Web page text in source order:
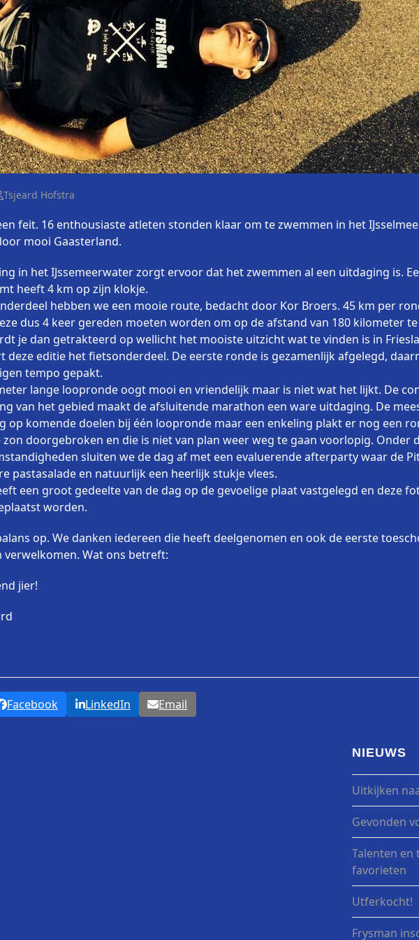
Tsjeard Hofstra
feit. 16 enthousiaste atleten stonden klaar om te zwemmen in het
mooi Gaasterland.
in het IJssemeerwater zorgt ervoor dat het zwemmen al een uitdaging is.
heeft 4 km op zijn klokje.
hebben we een mooie route, bedacht door Kor Broers. 45 km per
dus 4 keer gereden moeten worden om op de afstand van 180 kilometer
je dan getrakteerd op wellicht het mooiste uitzicht wat te vinden is in
deze editie het fietsonderdeel. De eerste ronde is gezamenlijk afgelegd,
tempo gepakt.
lange loopronde oogt mooi en vriendelijk maar is niet wat het lijkt. De
van het gebied maakt de afsluitende marathon een ware uitdaging. De
op komende doelen bij één loopronde maar een enkeling plakt er nog een
doorgebroken en die is niet van plan weer weg te gaan voorlopig. Onder
sluiten we de dag af met een evaluerende afterparty waar de
pastasalade en natuurlijk een heerlijk stukje vlees.
een groot gedeelte van de dag op de gevoelige plaat vastgelegd en deze
worden.
op. We danken iedereen die heeft deelgenomen en ook de eerste
verwelkomen. Wat ons betreft:
jier!
Facebook LinkedIn Email
NIEUWS
Uitkijken
Gevonden
Talenten
favorieten
Utferkocht!
Frysman